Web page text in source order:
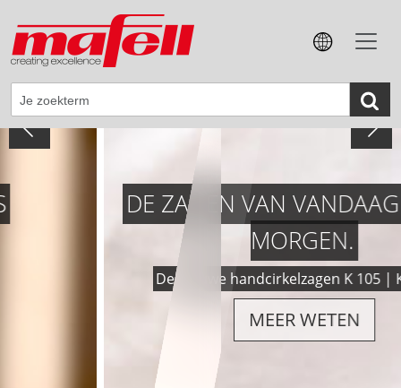
DE ZAGEN VAN VANDAAG – VOOR
MORGEN.
De nieuwe handcirkelzagen K 105 | K 105-18
MEER WETEN